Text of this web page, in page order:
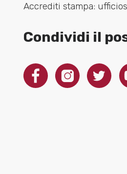
Accrediti stampa:
Condividi il